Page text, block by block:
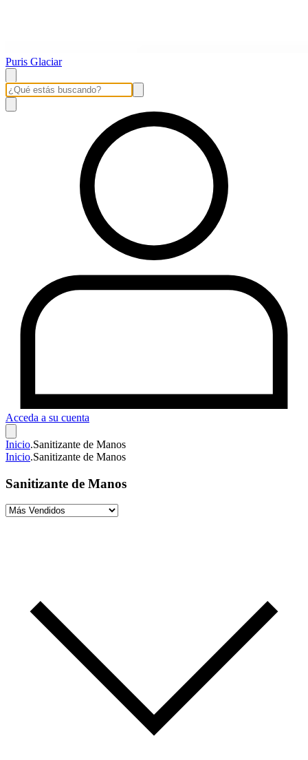
Puris Glaciar
Acceda a su cuenta
Inicio.Sanitizante de Manos
Inicio.Sanitizante de Manos
Sanitizante de Manos